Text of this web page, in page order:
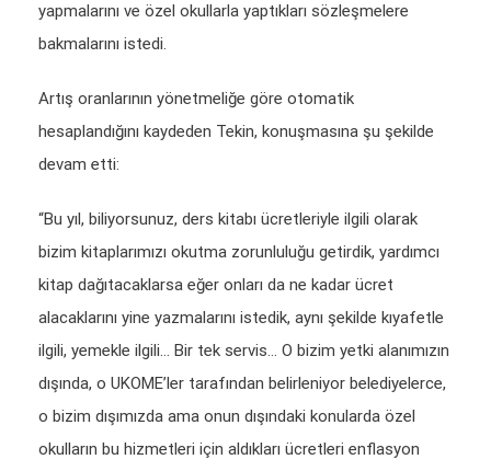
yapmalarını ve özel okullarla yaptıkları sözleşmelere
bakmalarını istedi.
Artış oranlarının yönetmeliğe göre otomatik
hesaplandığını kaydeden Tekin, konuşmasına şu şekilde
devam etti:
“Bu yıl, biliyorsunuz, ders kitabı ücretleriyle ilgili olarak
bizim kitaplarımızı okutma zorunluluğu getirdik, yardımcı
kitap dağıtacaklarsa eğer onları da ne kadar ücret
alacaklarını yine yazmalarını istedik, aynı şekilde kıyafetle
ilgili, yemekle ilgili… Bir tek servis… O bizim yetki alanımızın
dışında, o UKOME’ler tarafından belirleniyor belediyelerce,
o bizim dışımızda ama onun dışındaki konularda özel
okulların bu hizmetleri için aldıkları ücretleri enflasyon